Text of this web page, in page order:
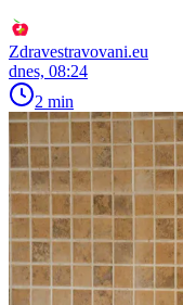
Zdravestravovani.eu
dnes, 08:24
2 min